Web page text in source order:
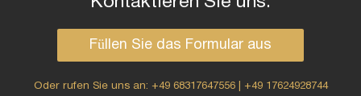
Füllen Sie das Formular aus
Oder rufen Sie uns an: +49 68317647556 | +49 17624928744